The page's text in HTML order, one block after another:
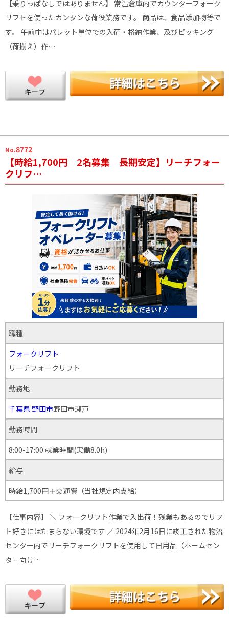
【乗りっぱなしではありません】 常温倉庫内でカウンターフォーク
リフトを使ったカンタンな荷役業務です。 商品は、食品添加物等で
す。 午前中はパレット単位での入荷・格納作業、及びピッキング
（荷揃え）作…
No.8772
【時給1,700円 2名募集 長期安定】リーチフォー
クリフ…
職種
フォークリフト
リーチフォークリフト
勤務地
千葉県野田市野田市瀬戸
勤務時間
8:00-17:00 就業時間(実働8.0h)
給与
時給1,700円＋交通費（当社規定内支給）
【仕事内容】 ＼ フォークリフト作業で入出荷！残業もあるのでリフ
ト好きにはたまらない環境です ／ 2024年2月16日に竣工された物流
センター内でリーチフォークリフトを使用して日用品（ホームセン
ター向け…